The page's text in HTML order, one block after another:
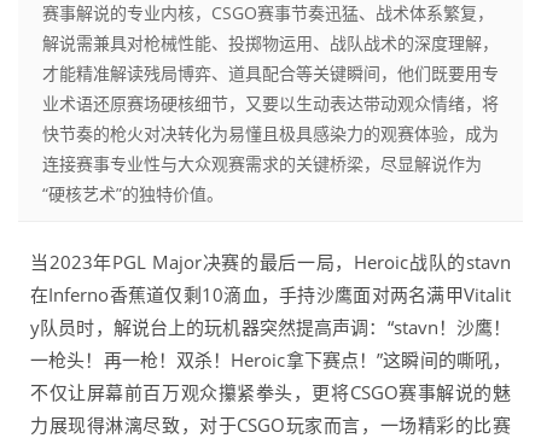
赛事解说的专业内核，CSGO赛事节奏迅猛、战术体系繁复，
解说需兼具对枪械性能、投掷物运用、战队战术的深度理解，
才能精准解读残局博弈、道具配合等关键瞬间，他们既要用专
业术语还原赛场硬核细节，又要以生动表达带动观众情绪，将
快节奏的枪火对决转化为易懂且极具感染力的观赛体验，成为
连接赛事专业性与大众观赛需求的关键桥梁，尽显解说作为
“硬核艺术”的独特价值。
当2023年PGL Major决赛的最后一局，Heroic战队的stavn
在Inferno香蕉道仅剩10滴血，手持沙鹰面对两名满甲Vitalit
y队员时，解说台上的玩机器突然提高声调：“stavn！沙鹰！
一枪头！再一枪！双杀！Heroic拿下赛点！”这瞬间的嘶吼，
不仅让屏幕前百万观众攥紧拳头，更将CSGO赛事解说的魅
力展现得淋漓尽致，对于CSGO玩家而言，一场精彩的比赛